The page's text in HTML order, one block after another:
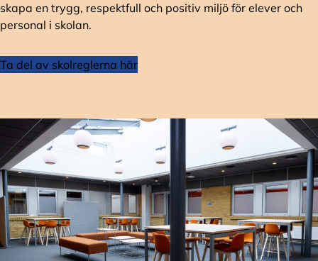
skapa en trygg, respektfull och positiv miljö för elever och
personal i skolan.
Ta del av skolreglerna här